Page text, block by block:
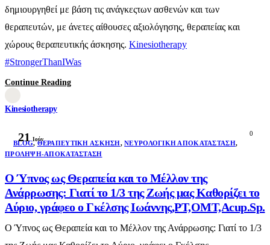
δημιουργηθεί με βάση τις ανάγκεςτων ασθενών και των
θεραπευτών, με άνετες αίθουσες αξιολόγησης, θεραπείας και
χώρους θεραπευτικής άσκησης. Kinesiotherapy
#StrongerThanIWas
Continue Reading
Kinesiotherapy
21 Ιούν
0
BLOG,ΘΕΡΑΠΕΥΤΙΚΉ ΆΣΚΗΣΗ,ΝΕΥΡΟΛΟΓΙΚΉ ΑΠΟΚΑΤΆΣΤΑΣΗ,
ΠΡΌΛΗΨΗ-ΑΠΟΚΑΤΆΣΤΑΣΗ
Ο Ύπνος ως Θεραπεία και το Μέλλον της
Ανάρρωσης: Γιατί το 1/3 της Ζωής μας Καθορίζει το
Αύριο, γράφεο ο Γκέλσης Ιωάννης,PT,OMT,Acup.Sp.
Ο Ύπνος ως Θεραπεία και το Μέλλον της Ανάρρωσης: Γιατί το 1/3